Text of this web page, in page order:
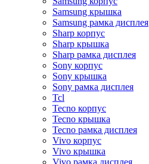
Samsung крышка
Samsung рамка дисплея
Sharp корпус
Sharp крышка
Sharp рамка дисплея
Sony корпус
Sony крышка
Sony рамка дисплея
Tcl
Tecno корпус
Tecno крышка
Tecno рамка дисплея
Vivo корпус
Vivo крышка
Vivo рамка дисплея